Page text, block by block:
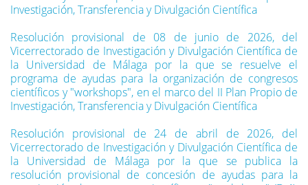
Investigación, Transferencia y Divulgación Científica
Resolución provisional de 08 de junio de 2026, del
Vicerrectorado de Investigación y Divulgación Científica de
la Universidad de Málaga por la que se resuelve el
programa de ayudas para la organización de congresos
científicos y "workshops", en el marco del II Plan Propio de
Investigación, Transferencia y Divulgación Científica
Resolución provisional de 24 de abril de 2026, del
Vicerrectorado de Investigación y Divulgación Científica de
la Universidad de Málaga por la que se publica la
resolución provisional de concesión de ayudas para la